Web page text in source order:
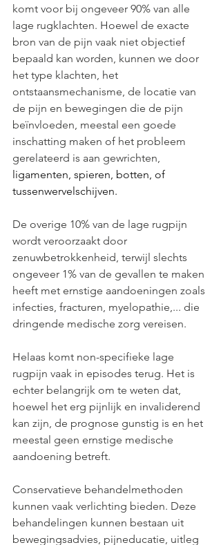
komt voor bij ongeveer 90% van alle
lage rugklachten. Hoewel de exacte
bron van de pijn vaak niet objectief
bepaald kan worden, kunnen we door
het type klachten, het
ontstaansmechanisme, de locatie van
de pijn en bewegingen die de pijn
beïnvloeden, meestal een goede
inschatting maken of het probleem
gerelateerd is aan gewrichten,
ligamenten, spieren, botten, of
tussenwervelschijven.
De overige 10% van de lage rugpijn
wordt veroorzaakt door
zenuwbetrokkenheid, terwijl slechts
ongeveer 1% van de gevallen te maken
heeft met ernstige aandoeningen zoals
infecties, fracturen, myelopathie,... die
dringende medische zorg vereisen.
Helaas komt non-specifieke lage
rugpijn vaak in episodes terug. Het is
echter belangrijk om te weten dat,
hoewel het erg pijnlijk en invaliderend
kan zijn, de prognose gunstig is en het
meestal geen ernstige medische
aandoening betreft.
Conservatieve behandelmethoden
kunnen vaak verlichting bieden. Deze
behandelingen kunnen bestaan uit
bewegingsadvies, pijneducatie, uitleg